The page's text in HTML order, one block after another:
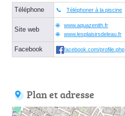
Téléphone Téléphoner à la piscine
Site web
www.aquazenith.fr
www.lesplaisirsdeleau.fr
Facebook facebook.com/profile.php
Plan et adresse